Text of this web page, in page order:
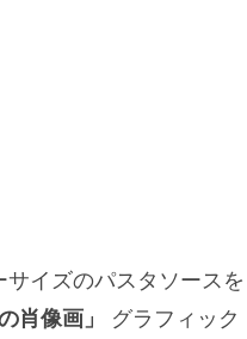
イズのパスタソースを
肖像画」
グラフィック